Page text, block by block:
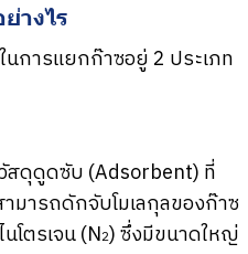
างไร
นการแยกก๊าซอยู่ 2 ประเภท
สดุดูดซับ (Adsorbent) ที่
มารถดักจับโมเลกุลของก๊าซ
โตรเจน (N2) ซึ่งมีขนาดใหญ่